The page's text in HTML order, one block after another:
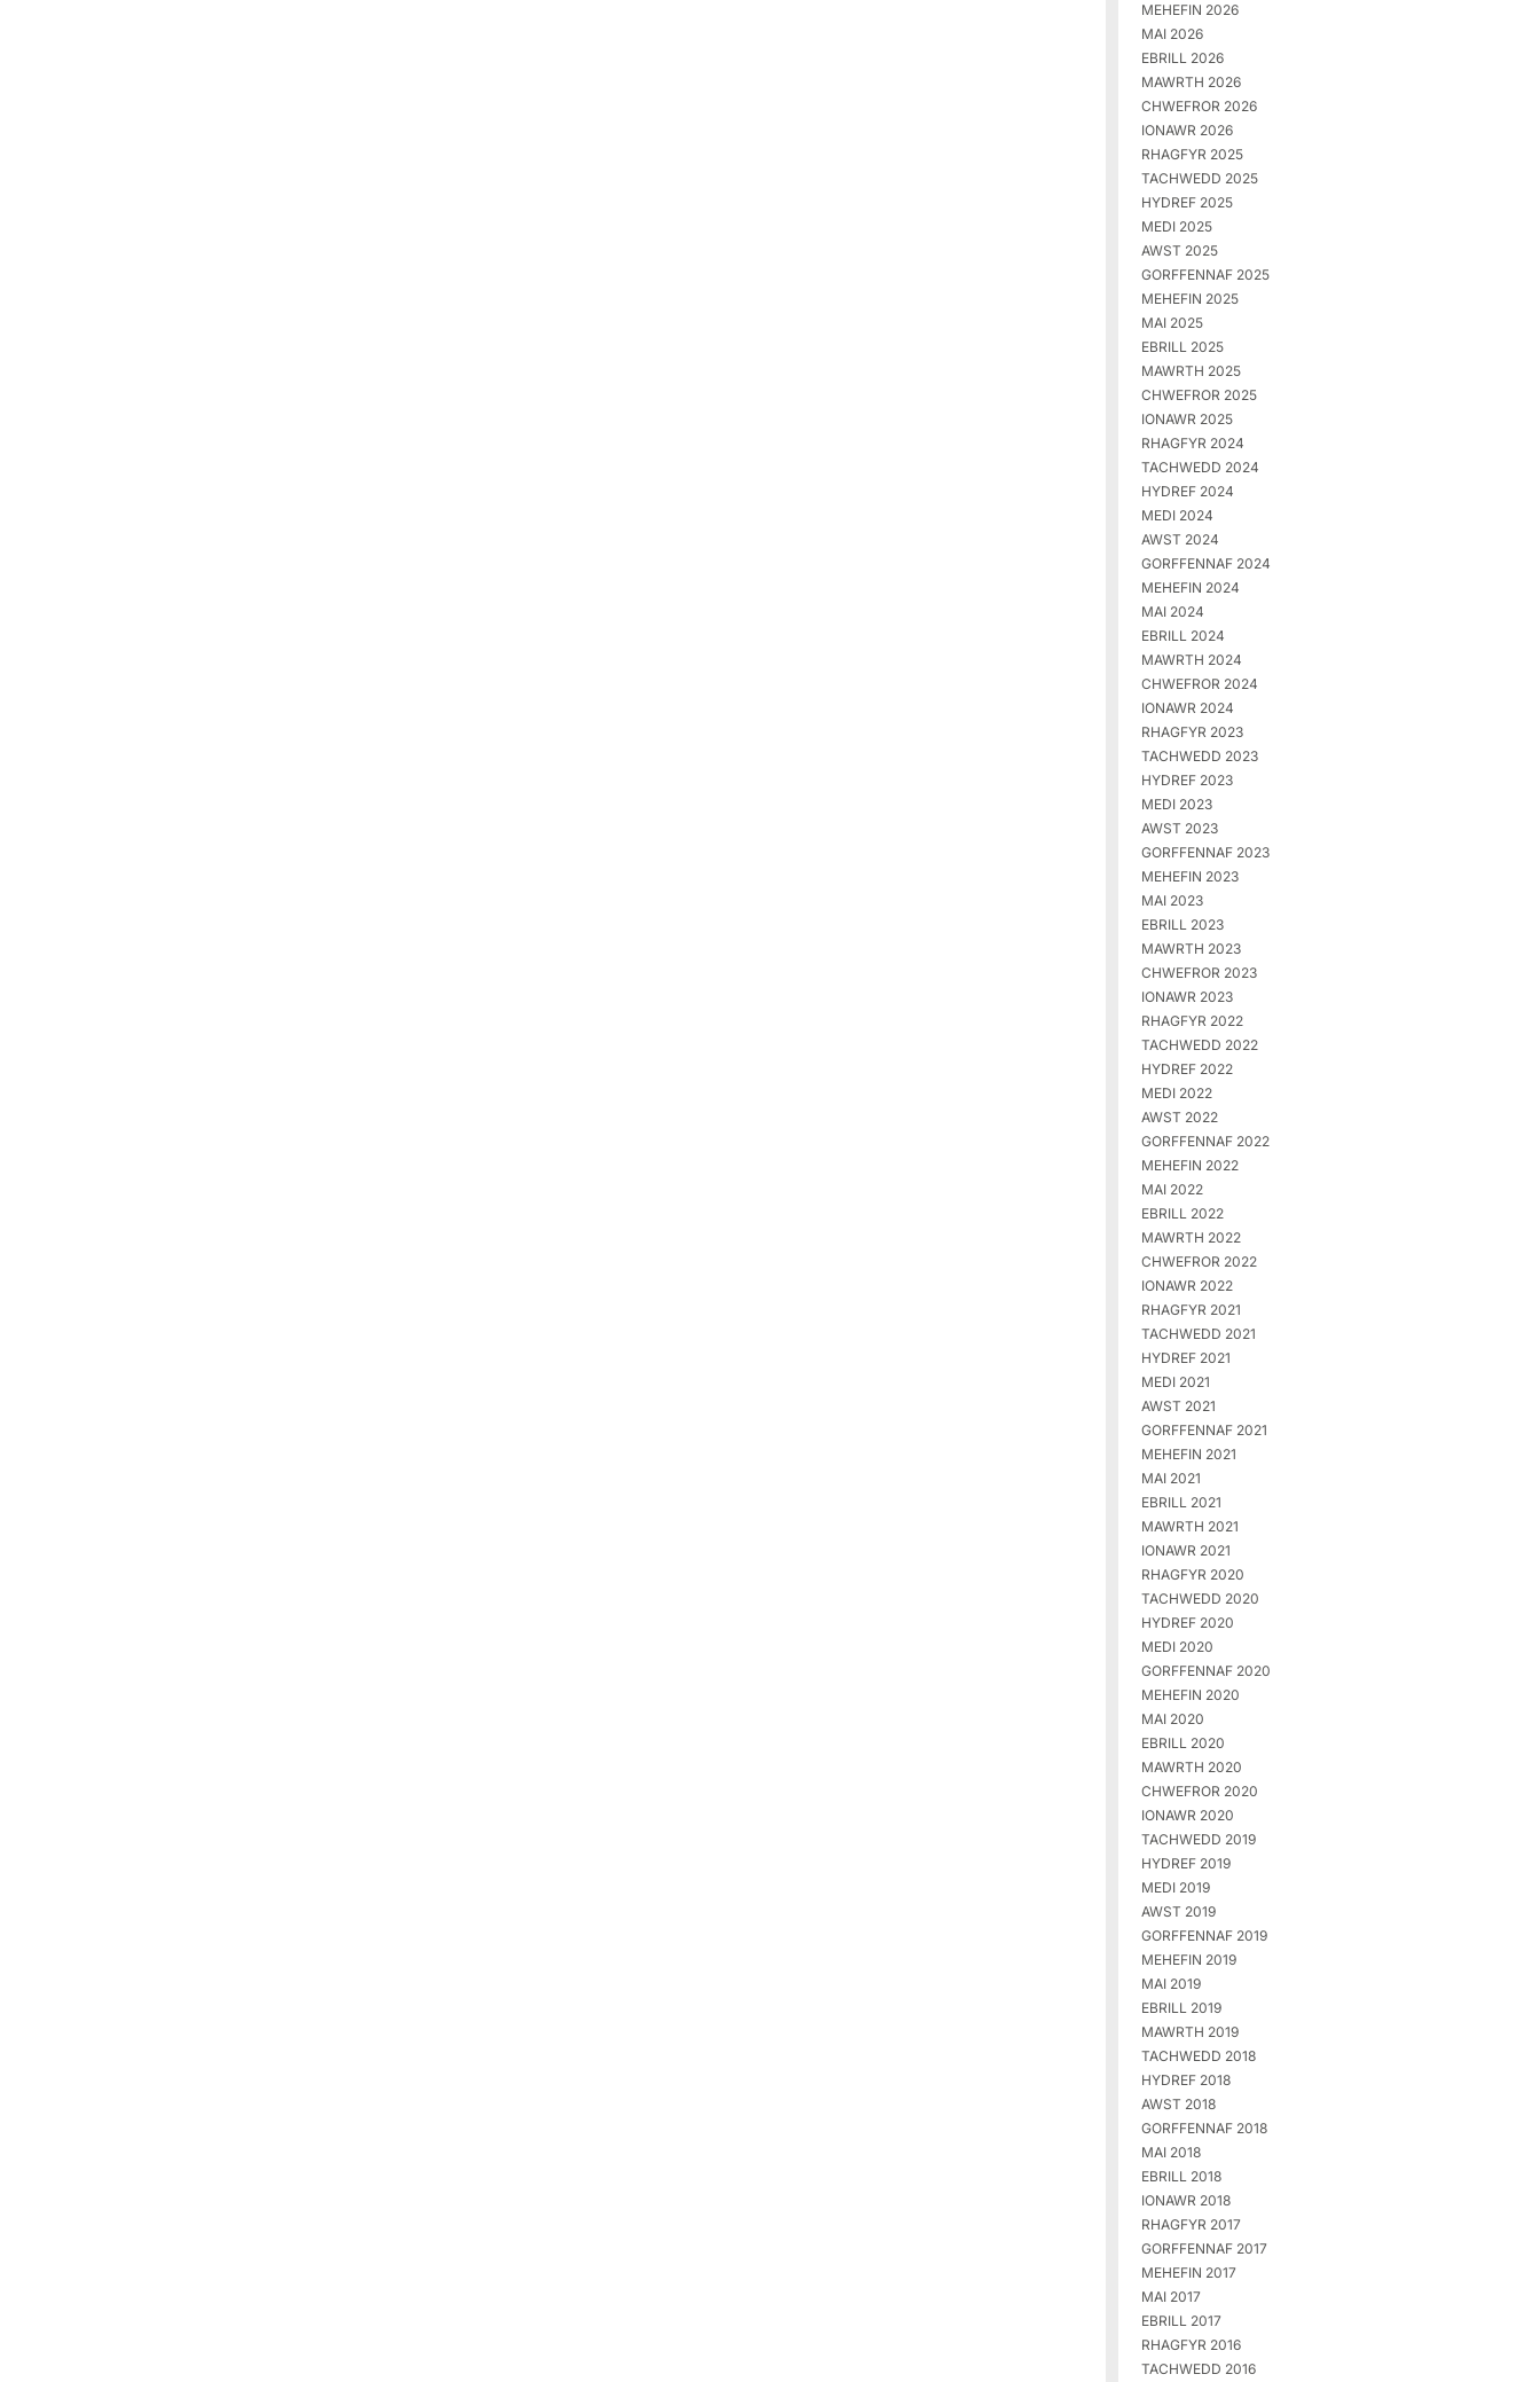
MEHEFIN 2026
MAI 2026
EBRILL 2026
MAWRTH 2026
CHWEFROR 2026
IONAWR 2026
RHAGFYR 2025
TACHWEDD 2025
HYDREF 2025
MEDI 2025
AWST 2025
GORFFENNAF 2025
MEHEFIN 2025
MAI 2025
EBRILL 2025
MAWRTH 2025
CHWEFROR 2025
IONAWR 2025
RHAGFYR 2024
TACHWEDD 2024
HYDREF 2024
MEDI 2024
AWST 2024
GORFFENNAF 2024
MEHEFIN 2024
MAI 2024
EBRILL 2024
MAWRTH 2024
CHWEFROR 2024
IONAWR 2024
RHAGFYR 2023
TACHWEDD 2023
HYDREF 2023
MEDI 2023
AWST 2023
GORFFENNAF 2023
MEHEFIN 2023
MAI 2023
EBRILL 2023
MAWRTH 2023
CHWEFROR 2023
IONAWR 2023
RHAGFYR 2022
TACHWEDD 2022
HYDREF 2022
MEDI 2022
AWST 2022
GORFFENNAF 2022
MEHEFIN 2022
MAI 2022
EBRILL 2022
MAWRTH 2022
CHWEFROR 2022
IONAWR 2022
RHAGFYR 2021
TACHWEDD 2021
HYDREF 2021
MEDI 2021
AWST 2021
GORFFENNAF 2021
MEHEFIN 2021
MAI 2021
EBRILL 2021
MAWRTH 2021
IONAWR 2021
RHAGFYR 2020
TACHWEDD 2020
HYDREF 2020
MEDI 2020
GORFFENNAF 2020
MEHEFIN 2020
MAI 2020
EBRILL 2020
MAWRTH 2020
CHWEFROR 2020
IONAWR 2020
TACHWEDD 2019
HYDREF 2019
MEDI 2019
AWST 2019
GORFFENNAF 2019
MEHEFIN 2019
MAI 2019
EBRILL 2019
MAWRTH 2019
TACHWEDD 2018
HYDREF 2018
AWST 2018
GORFFENNAF 2018
MAI 2018
EBRILL 2018
IONAWR 2018
RHAGFYR 2017
GORFFENNAF 2017
MEHEFIN 2017
MAI 2017
EBRILL 2017
RHAGFYR 2016
TACHWEDD 2016